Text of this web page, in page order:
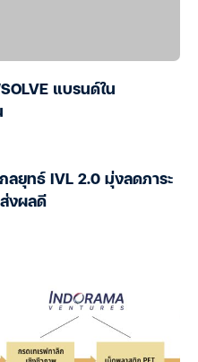
แบรนด์ใน
ลยุทธ์ IVL 2.0 มุ่งลดภาระ
งผลดี